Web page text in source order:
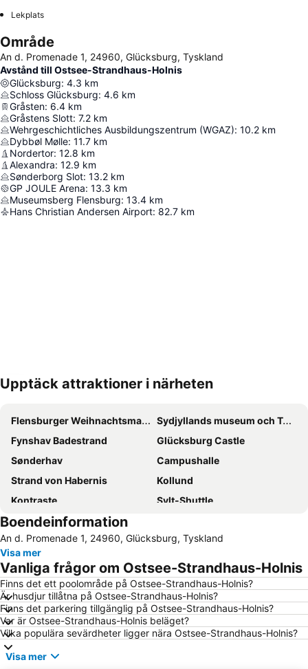
Lekplats
Område
An d. Promenade 1, 24960, Glücksburg, Tyskland
Avstånd till Ostsee-Strandhaus-Holnis
Glücksburg: 4.3 km
Schloss Glücksburg: 4.6 km
Gråsten: 6.4 km
Gråstens Slott: 7.2 km
Wehrgeschichtliches Ausbildungszentrum (WGAZ): 10.2 km
Dybbøl Mølle: 11.7 km
Nordertor: 12.8 km
Alexandra: 12.9 km
Sønderborg Slot: 13.2 km
GP JOULE Arena: 13.3 km
Museumsberg Flensburg: 13.4 km
Hans Christian Andersen Airport: 82.7 km
Förstora kartan
Upptäck attraktioner i närheten
Flensburger Weihnachtsmarkt
Sydjyllands museum och Tönders konstmuseum
Fynshav Badestrand
Glücksburg Castle
Sønderhav
Campushalle
Strand von Habernis
Kollund
Kontraste
Sylt-Shuttle
Sum Sum
Aabenraa Museum - Sønderjyllands Søfartsmuseum
Fåborg Havn
Boendeinformation
An d. Promenade 1, 24960, Glücksburg, Tyskland
Visa mer
Vanliga frågor om Ostsee-Strandhaus-Holnis
Finns det ett poolområde på Ostsee-Strandhaus-Holnis?
Är husdjur tillåtna på Ostsee-Strandhaus-Holnis?
Finns det parkering tillgänglig på Ostsee-Strandhaus-Holnis?
Var är Ostsee-Strandhaus-Holnis beläget?
Vilka populära sevärdheter ligger nära Ostsee-Strandhaus-Holnis?
Visa mer